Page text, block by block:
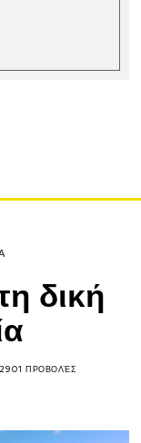
δική
2901 ΠΡΟΒΟΛΈΣ